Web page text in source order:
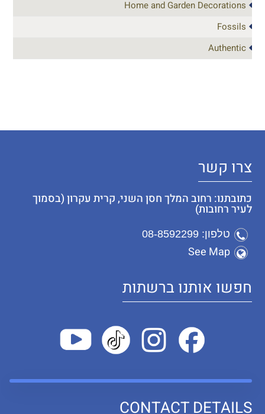
Home and Garden Decorations
Fossils
Authentic
צרו קשר
כתובתנו: רחוב המלך חסן השני, קרית עקרון (בסמוך
לעיר רחובות)
טלפון: 08-8592299
See Map
חפשו אותנו ברשתות
CONTACT DETAILS